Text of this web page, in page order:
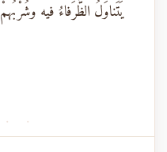
يَتَناوَلُ الظُّرَفاءُ فيه وشُرْبُهمْ
·